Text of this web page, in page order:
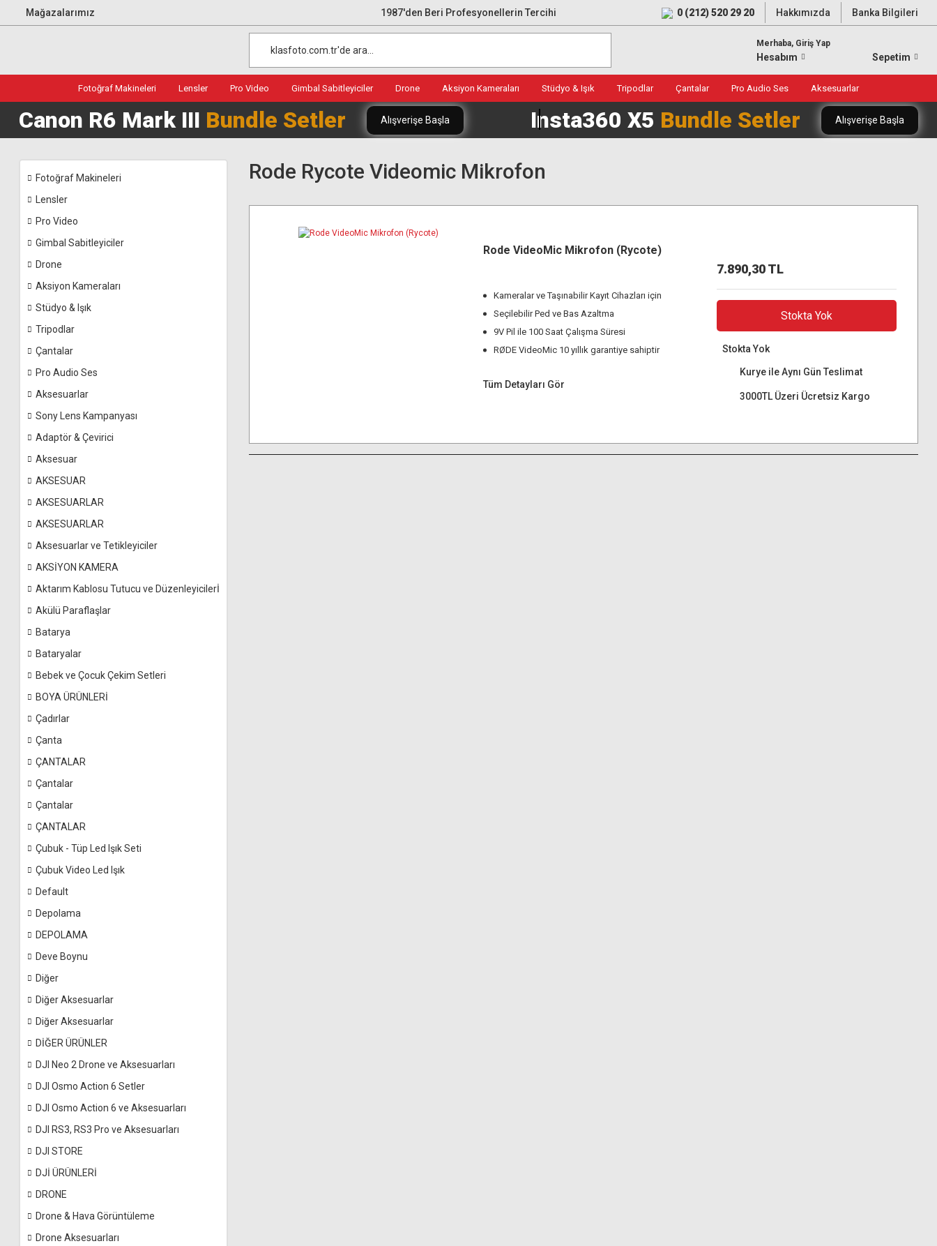
Mağazalarımız 1987'den Beri Profesyonellerin Tercihi 0 (212) 520 29 20 Hakkımızda Banka Bilgileri
Merhaba, Giriş Yap
Hesabım Sepetim
Fotoğraf Makineleri Lensler Pro Video Gimbal Sabitleyiciler Drone Aksiyon Kameraları Stüdyo & Işık Tripodlar Çantalar Pro Audio Ses Aksesuarlar
Canon R6 Mark III Bundle Setler Alışverişe Başla Insta360 X5 Bundle Setler Alışverişe Başla
Fotoğraf Makineleri
Lensler
Pro Video
Gimbal Sabitleyiciler
Drone
Aksiyon Kameraları
Stüdyo & Işık
Tripodlar
Çantalar
Pro Audio Ses
Aksesuarlar
Sony Lens Kampanyası
Adaptör & Çevirici
Aksesuar
AKSESUAR
AKSESUARLAR
AKSESUARLAR
Aksesuarlar ve Tetikleyiciler
AKSİYON KAMERA
Aktarım Kablosu Tutucu ve Düzenleyicilerİ
Akülü Paraflaşlar
Batarya
Bataryalar
Bebek ve Çocuk Çekim Setleri
BOYA ÜRÜNLERİ
Çadırlar
Çanta
ÇANTALAR
Çantalar
Çantalar
ÇANTALAR
Çubuk - Tüp Led Işık Seti
Çubuk Video Led Işık
Default
Depolama
DEPOLAMA
Deve Boynu
Diğer
Diğer Aksesuarlar
Diğer Aksesuarlar
DİĞER ÜRÜNLER
DJI Neo 2 Drone ve Aksesuarları
DJI Osmo Action 6 Setler
DJI Osmo Action 6 ve Aksesuarları
DJI RS3, RS3 Pro ve Aksesuarları
DJI STORE
DJİ ÜRÜNLERİ
DRONE
Drone & Hava Görüntüleme
Drone Aksesuarları
Rode Rycote Videomic Mikrofon
Rode VideoMic Mikrofon (Rycote)
Kameralar ve Taşınabilir Kayıt Cihazları için
Seçilebilir Ped ve Bas Azaltma
9V Pil ile 100 Saat Çalışma Süresi
RØDE VideoMic 10 yıllık garantiye sahiptir
Tüm Detayları Gör
7.890,30 TL
Stokta Yok
Stokta Yok
Kurye ile Aynı Gün Teslimat
3000TL Üzeri Ücretsiz Kargo